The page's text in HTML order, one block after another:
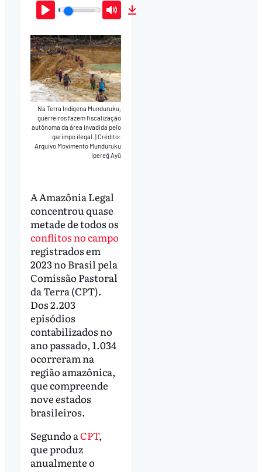
Play Mute
Na Terra Indígena Munduruku,
guerreiros fazem fiscalização
autônoma da área invadida pelo
garimpo ilegal.
Crédito:
Arquivo Movimento Munduruku
Ipereğ Ayũ
A Amazônia Legal
concentrou quase
metade de todos os
conflitos no campo
registrados em
2023 no Brasil pela
Comissão Pastoral
da Terra (CPT).
Dos 2.203
episódios
contabilizados no
ano passado, 1.034
ocorreram na
região amazônica,
que compreende
nove estados
brasileiros.
Segundo aCPT,
que produz
anualmente o